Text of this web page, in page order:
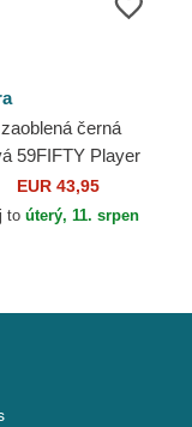
černá
59FIFTY Player
Chicago
MLB New Era
EUR 43,95
to úterý, 11. srpen